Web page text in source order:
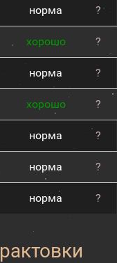
норма ?
хорошо ?
норма ?
хорошо ?
норма ?
норма ?
норма ?